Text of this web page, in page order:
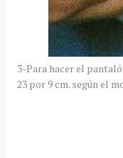
3-Para hacer el
23 por 9 cm. según el